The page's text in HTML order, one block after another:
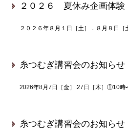
２０２６ 夏休み企画体験
２０２６年８月１日［土］．８月８日［
糸つむぎ講習会のお知らせ
2026年8月7日［金］.27日［木］①10
糸つむぎ講習会のお知らせ